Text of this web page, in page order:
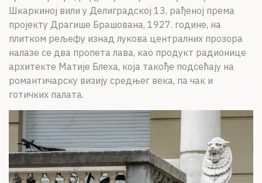
Шкаркиној вили у Делиградској 13, рађеној према
пројекту Драгише Брашована, 1927. године, на
плитком рељефу изнад лукова централних прозора
налазе се два пропета лава, као продукт радионице
архитекте Матије Блеха, која такође подсећају на
романтичарску визију средњег века, па чак и
готичких палата.